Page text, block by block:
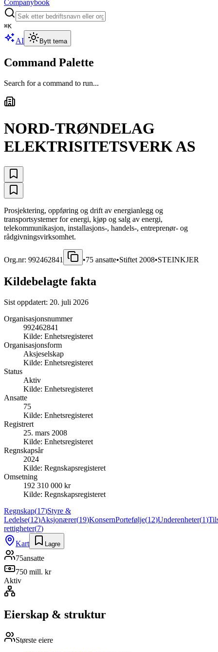
Companybook
⌘K
AI Bytt tema
Command Palette
Search for a command to run...
NORD-TRØNDELAG
ELEKTRISITETSVERK AS
Prosjektering, oppføring og drift av energianlegg og
transportsystemer for energi, kjøp og salg av energi,
telekommunikasjon, installasjons-, handels-, entreprenør- og
rådgivningsvirksomhet.
Org.nr: 992462841 •75 ansatte•Stiftet 2008•STEINKJER
Kildebelagte fakta
Sist oppdatert: 20. juli 2026
Organisasjonsnummer
992462841
Kilde: Enhetsregisteret
Organisasjonsform
Aksjeselskap
Kilde: Enhetsregisteret
Status
Aktiv
Kilde: Enhetsregisteret
Ansatte
75
Kilde: Enhetsregisteret
Registrert
25. mars 2008
Kilde: Enhetsregisteret
Regnskapsår
2024
Kilde: Regnskapsregisteret
Omsetning
192 310 000 kr
Kilde: Regnskapsregisteret
Regnskap(17)Styre &
Ledelse(12)Aksjonærer(19)KonsernPortefølje(12)Underenheter(1)
rettigheter(7)
Kart
Lagre
75ansatte
750 mill. kr
Aktiv
Eierskap & struktur
Største eiere